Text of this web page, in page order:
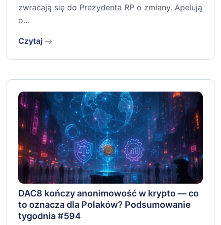
zwracają się do Prezydenta RP o zmiany. Apelują
o…
Czytaj
DAC8 kończy anonimowość w krypto — co
to oznacza dla Polaków? Podsumowanie
tygodnia #594